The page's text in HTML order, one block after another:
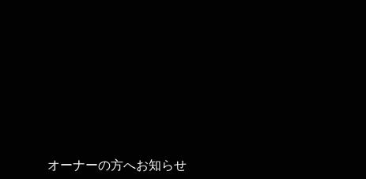
オーナーの方へお知らせ